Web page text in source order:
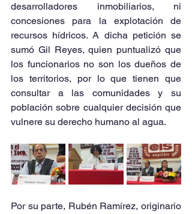
desarrolladores inmobiliarios, ni
concesiones para la explotación de
recursos hídricos. A dicha petición se
sumó Gil Reyes, quien puntualizó que
los funcionarios no son los dueños de
los territorios, por lo que tienen que
consultar a las comunidades y su
población sobre cualquier decisión que
vulnere su derecho humano al agua.
Por su parte, Rubén Ramírez, originario